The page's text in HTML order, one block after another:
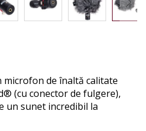
de înaltă calitate
(cu conector de fulgere),
un sunet incredibil la